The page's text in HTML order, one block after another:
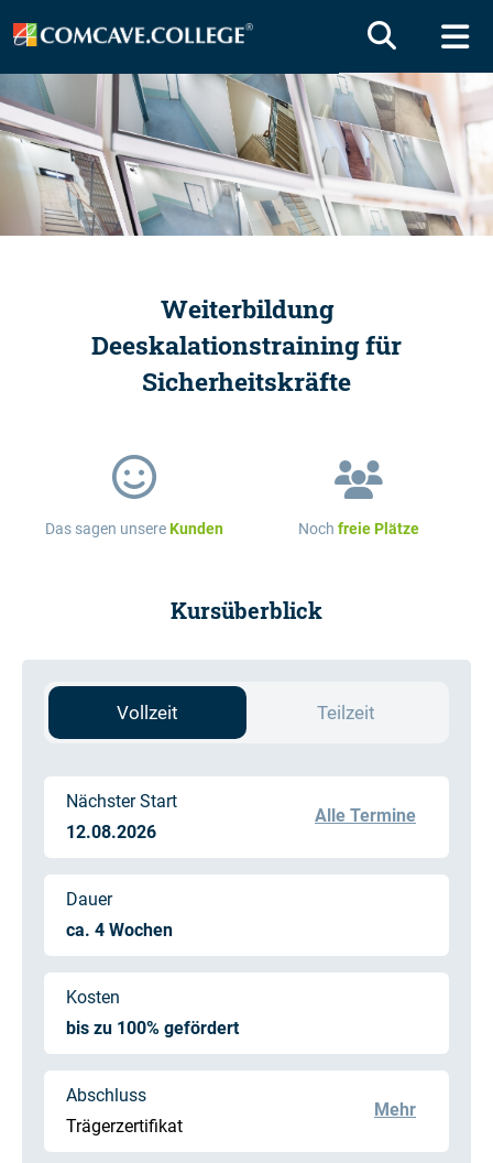
Weiterbildung
Deeskalationstraining für
Sicherheitskräfte
Das sagen unsereKunden Noch freie Plätze
Kursüberblick
Vollzeit Teilzeit
Nächster Start
12.08.2026
Alle Termine
Dauer
ca. 4 Wochen
Kosten
bis zu 100% gefördert
Abschluss
Trägerzertifikat
Mehr